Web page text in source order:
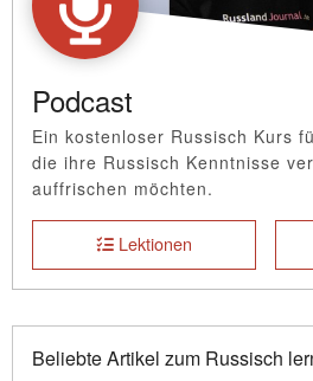
Podcast
Ein kostenloser Russisch Kurs
die ihre Russisch Kenntnisse
auffrischen möchten.
Lektionen
Beliebte Artikel zum Russisch